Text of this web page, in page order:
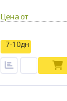
Цена от
7-10дн